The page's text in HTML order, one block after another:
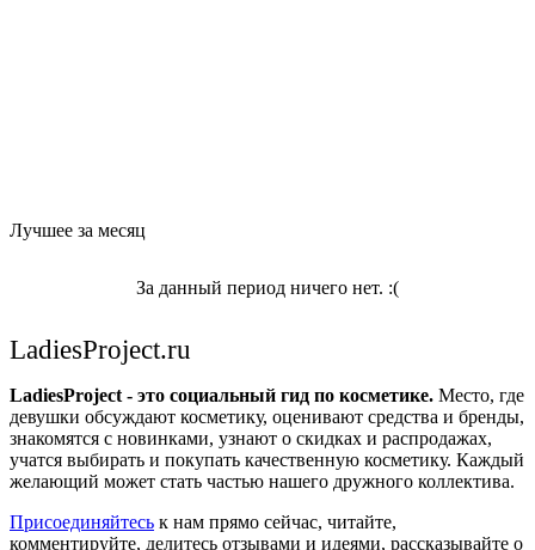
Лучшее за месяц
За данный период ничего нет. :(
LadiesProject.ru
LadiesProject - это социальный гид по косметике. Место, где
девушки обсуждают косметику, оценивают средства и бренды,
знакомятся с новинками, узнают о скидках и распродажах,
учатся выбирать и покупать качественную косметику. Каждый
желающий может стать частью нашего дружного коллектива.
Присоединяйтесь к нам прямо сейчас, читайте,
комментируйте, делитесь отзывами и идеями, рассказывайте о